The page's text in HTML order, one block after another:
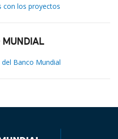
con los proyectos
MUNDIAL
Banco Mundial